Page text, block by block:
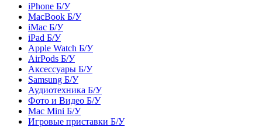
iPhone Б/У
MacBook Б/У
iMac Б/У
iPad Б/У
Apple Watch Б/У
AirPods Б/У
Аксессуары Б/У
Samsung Б/У
Аудиотехника Б/У
Фото и Видео Б/У
Mac Mini Б/У
Игровые приставки Б/У